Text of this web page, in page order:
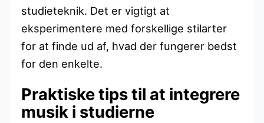
studieteknik. Det er vigtigt at
eksperimentere med forskellige stilarter
for at finde ud af, hvad der fungerer bedst
for den enkelte.
Praktiske tips til at integrere
musik i studierne